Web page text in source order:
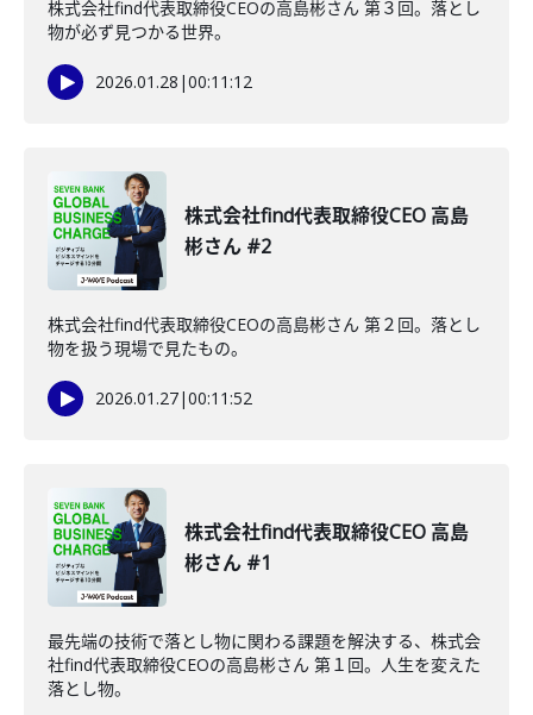
株式会社find代表取締役CEOの高島彬さん 第３回。落とし
物が必ず見つかる世界。
2026.01.28 |00:11:12
株式会社find代表取締役CEO 高島
彬さん #2
株式会社find代表取締役CEOの高島彬さん 第２回。落とし
物を扱う現場で見たもの。
2026.01.27|00:11:52
株式会社find代表取締役CEO 高島
彬さん #1
最先端の技術で落とし物に関わる課題を解決する、株式会
社find代表取締役CEOの高島彬さん 第１回。人生を変えた
落とし物。